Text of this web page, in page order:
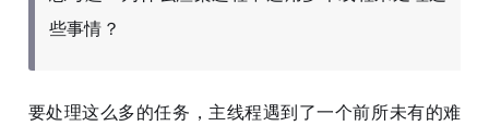
些事情？
要处理这么多的任务，主线程遇到了一个前所未有的难